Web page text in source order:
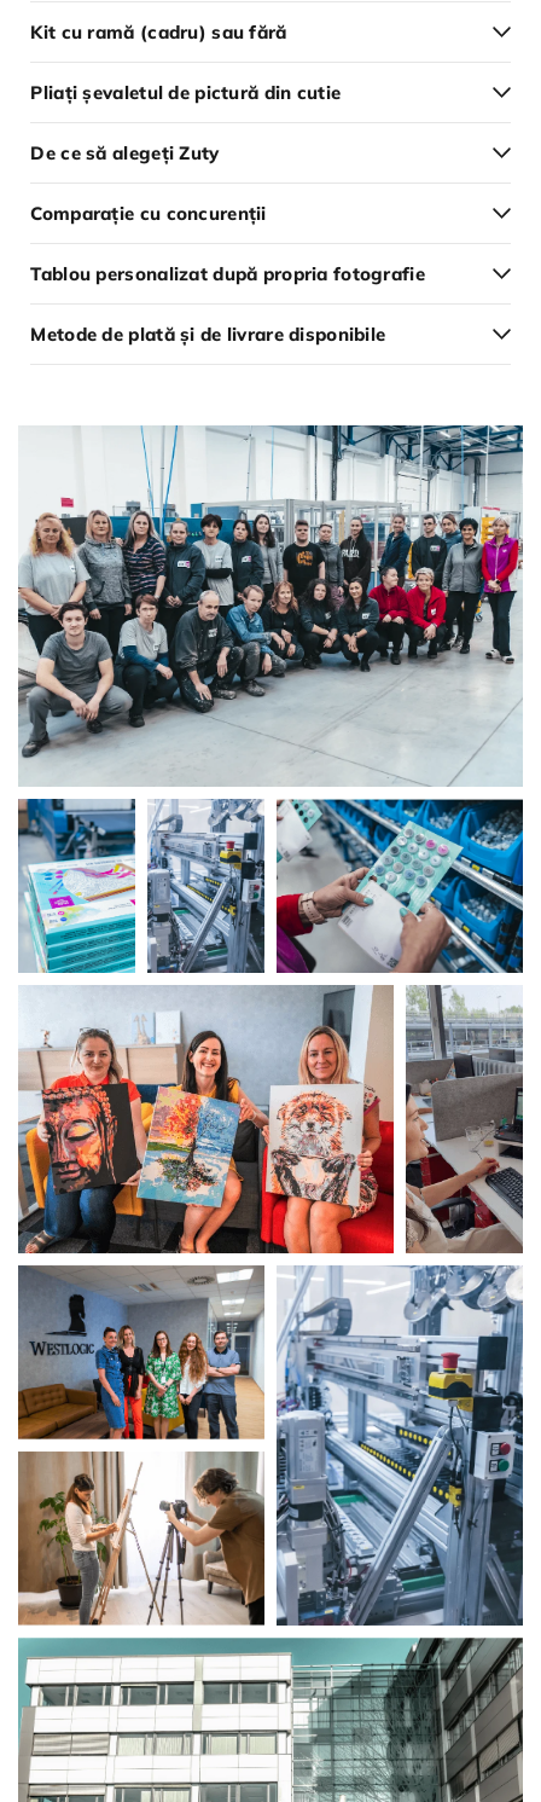
Kit cu ramă (cadru) sau fără
Pliați șevaletul de pictură din cutie
De ce să alegeți Zuty
Comparație cu concurenții
Tablou personalizat după propria fotografie
Metode de plată și de livrare disponibile